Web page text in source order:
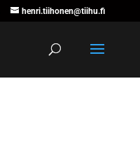
henri.tiihonen@tiihu.fi